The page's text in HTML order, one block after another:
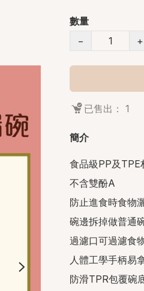
數量
−
+
已售出： 1
簡介
食品級PP及TPE
不含雙酚A
防止進食時食物
碗邊拆掉做普通
過濾口可過濾食
人體工學手柄易
防滑TPR包覆碗